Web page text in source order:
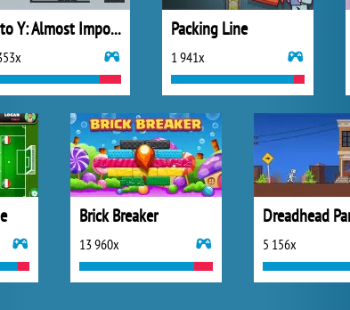
X to Y: Almost Impossible Packing Line
1 941x
Brick Breaker
13 960x
Dreadhead
5 156x